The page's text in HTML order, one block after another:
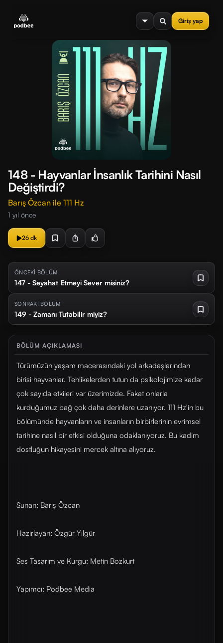
Giriş yap
menu
148 - Hayvanlar İnsanlık Tarihini Nasıl
Değiştirdi?
Barış Özcan ile 111 Hz
1 yıl önce
26 dk
ÖNCEKİ BÖLÜM
147 - Seyahat Etmeyi Sever misiniz?
SONRAKİ BÖLÜM
149 - Zamanı Tutabilir miyiz?
BÖLÜM AÇIKLAMASI
Türümüzün yaşam macerasındaki yol arkadaşlarından
birisi hayvanlar. Tehlikelerden tutun da psikolojimize kadar
çok sayıda etkileri var üzerimizde. Fakat onlarla
kurduğumuz bağ çok daha derinlere uzanıyor. 111 Hz'in bu
bölümünde hayvanların ve insanların birbirlerinin evrimsel
tarihine nasıl bir etkisi olduğuna odaklanıyoruz. Bu kadim
dostluğun hikayesini mercek altına alıyoruz.
Sunan: Barış Özcan
Hazırlayan: Özgür Yılgür
Ses Tasarım ve Kurgu: Metin Bozkurt
Yapımcı: Podbee Media